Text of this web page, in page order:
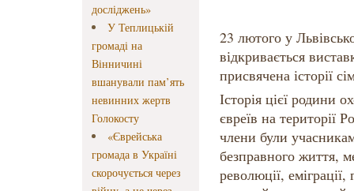
досліджень»
У Теплицькій
громаді на
Вінничині
вшанували пам’ять
невинних жертв
Голокосту
«Єврейська
громада в Україні
скорочується через
23 лютого у
відкривається
присвячена історії
Історія цієї родини
євреїв на території
члени були
безправного життя,
революції,